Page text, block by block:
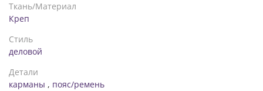
Ткань/Материал
Креп
Стиль
деловой
Детали
карманы , пояс/ремень